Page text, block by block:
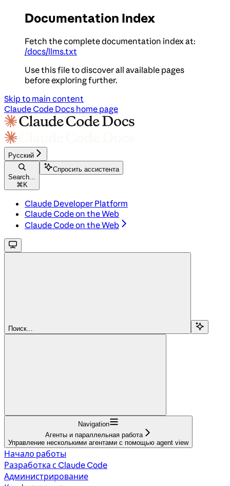
Documentation Index
Fetch the complete documentation index at:
/docs/llms.txt
Use this file to discover all available pages
before exploring further.
Skip to main content
Claude Code Docs home page
Русский
Search...
⌘ K
Спросить ассистента
Claude Developer Platform
Claude Code on the Web
Claude Code on the Web
Поиск...
Navigation
Агенты и параллельная работа
Управление несколькими агентами с помощью agent view
Начало работы
Разработка с Claude Code
Администрирование